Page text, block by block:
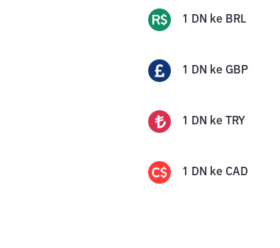
1 DN ke BRL
1 DN ke GBP
1 DN ke TRY
1 DN ke CAD